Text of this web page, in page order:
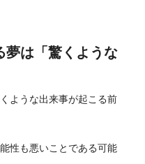
夢は「驚くような
ような出来事が起こる前
性も悪いことである可能